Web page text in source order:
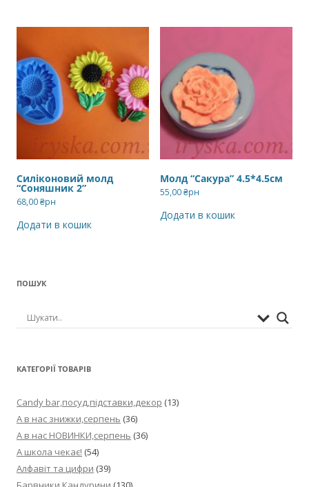
Силіконовий молд
“Соняшник 2”
68,00₴рн
Додати в кошик
Молд “Сакура” 4.5*4.5см
55,00₴рн
Додати в кошик
ПОШУК
КАТЕГОРІЇ ТОВАРІВ
Candy bar,посуд,підставки,декор (13)
А в нас знижки,серпень (36)
А в нас НОВИНКИ,серпень (36)
А школа чекає! (54)
Алфавіт та цифри (39)